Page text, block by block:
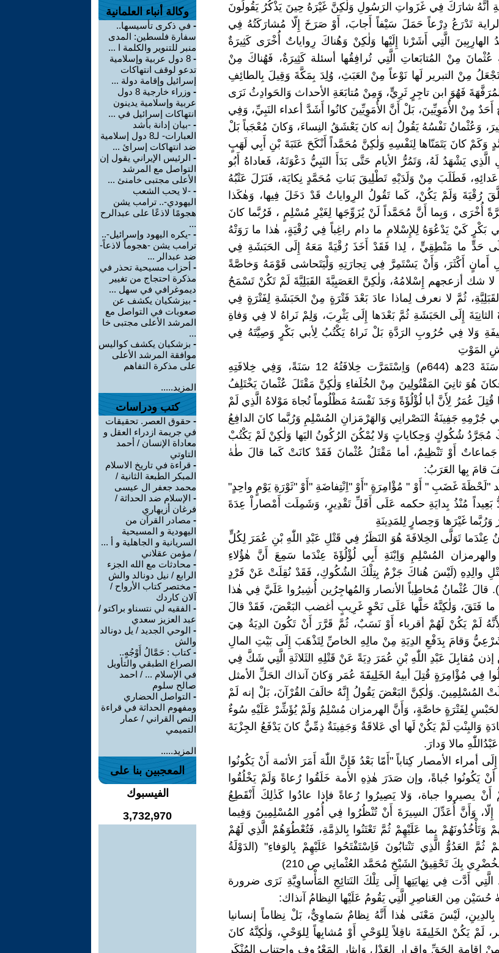
أَنَّهُ شارَكَ فِي غَزَواتِ الرَسُولِ وَلٰكِنَّ غَيْرَهُ حِينَ يَذْكُرُ يَقُولُونَ
تَدْرَعُ دِرْعاً حَمَلَ سَيْفاً أَجابَ، أَوْ صَرَخَ إِلّا مُشارَكَتُهُ فِي
الَّتِي أَشَرْنا إِلَيْها وَلٰكِنْ وَهُناكَ رِواياتٌ أُخْرَى كَثِيرَةٌ
مِنْ المُتابَعاتِ الَّتِي تُرافِقُها أسئلة كَثِيرَةٌ، فَهُناكَ مِنْ
مِنْ التبرير لَها نَوْعاً مِنْ العَبَثِ، وُلِدَ بِمَكَّةَ وَقِيلَ بِالطائِفِ
فَهُوَ ابن تاجِرٍ ثَرِيٍّ، وَمِنْ مُتابَعَةِ الأحداث وَالحَوادِثُ نَرَى
أَحَدٌ مِنْ الأُمَوِيِّينَ، بَلْ أَنَّ الأُمَوِيِّينَ كانُوا أَشَدَّ أعداء النَبِيِّ، وَفِي
وَعُثْمانُ نَفْسُهُ يَقُولُ إنه كانَ يَعْشَقُ النِساءَ، وَكانَ مُعْجَباً بَلْ
وَكَمْ كانَ يَتَمَنّاها لِنَفْسِهِ وَلٰكِنَّ مُحَمَّداً أَنْكَحَ عَتَبَةَ بْنِ أَبِي لَهَبٍ
الَّذِي يَشْهَدُ لَهُ، وَتَمُرُّ الأيام حَتَّى بَدَأَ النَبِيُّ دَعْوَتَهُ، فَعاداهُ أَبُو
فَطَلَبَ مِنْ وَلَدَيْهِ تَطْلِيقَ بَناتِ مُحَمَّدٍ نِكايَة، فَنَزَلَ عَتْبُهُ
وَلَمْ يَكُنْ، كَما تَقُولُ الرِواياتُ قَدْ دَخَلَ فِيها، وَهٰكَذا
أُخْرَى ، وَبِما أَنَّ مُحَمَّداً لَنْ يُزَوِّجَها لِغَيْرِ مُسْلِمٍ ، فَرُبَّما كانَ
بَكْرٍ كَيْ يَدْعُوَهُ لِلإِسْلامِ ما دام راغِباً فِي رُقْيَةٍ، هٰذا ما رَوَتْهُ
حَدٍّ ما مَنْطِقِيٍّ ، لِذا فَقَدْ أَخَذَ رُقْيَةً مَعَهُ إِلَى الحَبَشَةِ فِي
أَمانٍ أَكْثَرَ، وَأَنْ يَسْتَمِرَّ فِي تِجارَتِهِ وَلْيَتَحاشى قَوْمَهُ وَخاصَّةً
لا شك أزعجهم إِسْلامُهُ، وَلٰكِنَّ العَصَبِيَّةَ القَبَلِيَّةَ لَمْ تَكُنْ تَسْمَحُ
ثُمَّ لا نعرف لِماذا عادَ بَعْدَ فَتْرَةٍ مِنْ الحَبَشَةِ لِفَتْرَةٍ فِي
إِلَى الحَبَشَةِ ثُمَّ بَعْدَها إِلَى يَثْرِبَ، وَلِمْ نَراهُ لا فِي وَفاةِ
وَلا فِي حُرُوبِ الرَدَّةِ بَلْ نَراهُ يَكْتُبُ لِأبي بَكْرٍ وَصِيَّتَهُ فِي
المَوْتِ
بُويعَ عُثْمانُ بِالخِلافَةِ سَنَةَ 23ﮪ (644م) وَاِسْتَمَرَّت خِلافَتُهُ 12 سَنَةً، وَفِي خِلافَتِهِ
هُوَ ثانِيَ المَقْتُولِينَ مِنْ الخُلَفاءِ وَلٰكِنَّ مَقْتَلَ عُثْمانَ يَخْتَلِفُ
عُمَرُ لِأَنَّ أبا لُؤْلُؤَةً وَجَدَ نَفْسَهُ مَظْلُوماً تُجاهَ مَوْلاهُ الَّذِي لَمْ
جُرْمِهِ جَفِينَةُ النَصْرانِي وَالهَرْمَزانِ المُسْلِمِ وَرُبَّما كانَ الدافِعُ
مُجَرَّدُ شُكُوكٍ وَحِكاياتٍ وَلا يُمْكُنَ الرُكُونُ اليَها وَلٰكِنْ لَمْ يَكْتُبْ
أَوْ تَنْظِيمٌ، أما مَقْتَلُ عُثْمانَ فَقَدْ كانَتْ كَما قالَ طٰهٰ
قامَ بِها العَرَبُ:
"لَحْظَةَ غَضَبِ " أَوْ " مُؤْامِرَةٍ "أَوْ "اِنْتِفاضَةِ "أَوْ "ثَوْرَةِ يَوْمٍ واحِدٍ"
مُنْذُ بِدايَةِ حكمه عَلَى أَقَلِّ تَقْدِيرٍ، وَشَمِلَت أَمْصاراْ عِدَةَ
غَيْرَها وَحِصارٍ لِلمَدِينَةِ
عِنْدَما تَوَلَّى الخِلافَةَ هُوَ النَظَرُ فِي قَتْلِ عَبْدِ اللّٰهِ بْنِ عُمَرَ لِكُلٍّ
المُسْلِمِ وَاِبْنَةِ أَبِي لُؤْلُؤَةَ عِنْدَما سَمِعَ أَنَّ هٰؤُلاءِ
والِدِهِ (لَيْسَ هُناكَ جَزْمٌ بِتِلْكَ الشُكُوكِ، فَقَدْ نُقِلَتْ عَنْ فَرْدٍ
عُثْمانُ مُخاطِباً الأنصار وَالمُهاجِرُين أُشِيرُوا عَلَيَّ فِي هٰذا
ما فَتَقَ، وَلٰكِنَّهُ حَلَّها عَلَى نَحْوٍ غَرِيبٍ أغضب البَعْضَ، فَقَدْ قالَ
لِأَنَّهُ لَمْ يَكُنْ لَهُمْ أقرباء أَوْ نَسَبٌ، ثُمَّ قَرَّرَ أَنْ تَكُونَ الدِيَةُ هِيَ
وَقامَ بِدَفْعِ الدِيَةِ مِنْ مالِهِ الخاصِّ لِتَذْهَبَ إِلَى بَيْتِ المالِ
إذن مُقابِلَ عَبْدِ اللّٰهِ بْنِ عُمَرَ دِيَةً عَنْ قَتْلِهِ الثَلاثَةِ الَّتِي شَكَّ فِي
فِي مُؤْامِرَةٍ قُتِلَ أبيهُ الخَلِيفَةَ عُمَر وَكانَ آنذاك الحَلِّ الأمثل
المُسْلِمِينَ. وَلٰكِنَّ البَعْضَ يَقُولُ إِنَّهُ خالَفَ القُرْآنَ، بَلْ إنه لَمْ
لِفَتْرَةٍ خاصَّةٍ، وَأَنَّ الهرمزان مُسْلِمٌ وَلَمْ يُؤَشِّرْ عَلَيْهِ سُوءٌ
وَالبِنْتِ لَمْ يَكُنْ لَها أي عَلاقَةٌ وَجَفِينَةٌ ذِمِّيٌّ كانَ يَدْفَعُ الجِزْيَةَ
مالا وَدارَ.
أمراء الأمصار كِتاباً "أَمّا بَعْدُ فَإِنَّ اللّٰهَ أَمَرَ الأئمة أَنْ يَكُونُوا
يَكُونُوا جُباةً، وإن صَدَرَ هٰذِهِ الأمة خَلَقُوا رُعاةً وَلَمْ يَخْلُقُوا
أَنْ يصيروا جباة، وَلا يَصِيرُوا رُعاةً فإذا عادُوا كَذٰلِكَ أَنْقَطِعُ
إِلّا، وَأَنَّ أُعَدِّلَ السِيرَةَ أَنْ تُنْظُرُوا فِي أُمُورِ المُسْلِمِينَ وَفِيما
وَتَأْخُذُونَهُمْ بِما عَلَيْهِمْ ثُمَّ تَعْتَنُوا بِالذِمَّةِ، فَتُعْطُوَهُمْ الَّذِي لَهُمْ
ثُمَّ العَدُوُّ الَّذِي تَنْتابُونَ فَاِسْتَفْتَحُوا عَلَيْهِمْ بِالوَفاءِ" (الدَوْلَةُ
بِكَ تَحْقِيقُ الشَيْخِ مُحَمَّد العُثْمانِي ص 210)
أَدَّت فِي نِهايَتِها إِلَى تِلْكَ النَتائِجِ المَأْساوِيَّةِ نَرَى ضرورة
مِن العَناصِرِ الَّتِي يَقُومُ عَلَيْها النِظامُ آنذاك:
بِالدِينِ، لَيْسَ مَعْنَى هٰذا أَنَّهُ نِظامٌ سَماوِيٌّ، بَلْ نِظاماً إنسانيا
لَمْ يَكُنْ الخَلِيفَةَ ناقِلاً لِلوَحْيِ أَوْ مُشابِهاً لِلوَحْيِ، وَلٰكِنَّهُ كانَ
إقامة الحَقِّ وإقرار العَدْلِ وَإِيثارِ المَعْرُوفِ واجتناب المُنْكَرِ
وكالة أنباء العلمانية
- في ذكرى تأسيسها..
سفارة فلسطين: المدى
منبر للتنوير والكلمة ا ...
-
8 دول عربية وإسلامية
تدعو لوقف انتهاكات
إسرائيل وإقامة دولة ...
-
وزراء خارجية 8 دول
عربية وإسلامية يدينون
انتهاكات إسرائيل في ...
- -بيان إدانة بأشد
العبارات- لـ8 دول إسلامية
ضد انتهاكات إسرائ ...
- الرئيس الإيراني يقول إن
التواصل مع المرشد
الأعلى مجتبى خامنئ ...
- -لا يحب الشعب
اليهودي-.. ترامب يشن
هجومًا لاذعًا على عبدالرح
...
- -يكره اليهود وإسرائيل-..
ترامب يشن -هجوماً لاذعاً-
ضد عبدالر ...
- أحزاب مسيحية تحذر في
مذكرة احتجاج من تغيير
ديموغرافي في سهل ...
- بيزشكيان يكشف عن
صعوبات في التواصل مع
المرشد الأعلى مجتبى خا
...
- بزشكيان يكشف كواليس
موافقة المرشد الأعلى
على مذكرة التفاهم
المزيد.....
كتب ودراسات
- حقوق العصر. تحقيقات
في جريمة ازدراء العقل و
معاداة الإنسان / أحمد
التاوتي
- قراءة في تاريخ الاسلام
المبكر الطبعة الثانية /
محمد جعفر ال عيسى
- الإسلام ضد الحداثة /
فرغان أزيهاري
- مصادر القرآن من
اليهودية و المسيحية
السريانية و الجاهلية و أ ...
/ مؤمن عقلاني
- محادثات مع الله الجزء
الرابع / نيل دونالد والش
- مختصر كتاب الأرواح /
آلان كاردك
- الفقيه لي نتسناو براكتو /
عبد العزيز سعدي
- الوحي الجديد / يل دونالد
والش
-كتاب : حَمَّالُ أَوْجُهٍ..
الصراع الطبقي والتأويل
في الإسلام ... / احمد
صالح سلوم
- التواصل الحضاري
ومفهوم الحداثة في قراءة
النص القراني / عمار
التميمي
المزيد.....
المعجبين بنا على
الفيسبوك
3,732,970